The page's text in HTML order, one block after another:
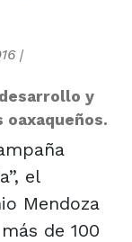
|
y
oaxaqueños.
el
Mendoza
de 100